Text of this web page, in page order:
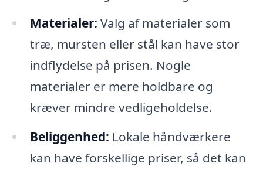
Materialer: Valg af materialer som
træ, mursten eller stål kan have stor
indflydelse på prisen. Nogle
materialer er mere holdbare og
kræver mindre vedligeholdelse.
Beliggenhed: Lokale håndværkere
kan have forskellige priser, så det kan